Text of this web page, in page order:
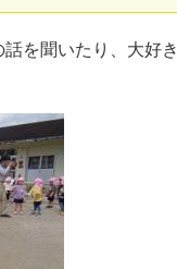
を聞いたり、大好き